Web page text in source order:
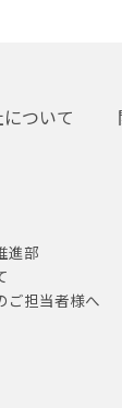
ついて
進部
ご担当者様へ